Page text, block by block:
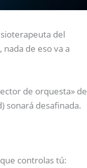
del
de eso va a
de orquesta» de
sonará desafinada.
controlas tú: